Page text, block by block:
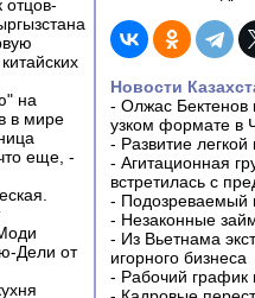
отцов-
на
в мире
еще, -
Дели от
Новости
- Олжас Бектенов
узком формате в
- Развитие
- Агитационная
встретилась с
- Подозреваемый
- Незаконные
- Из Вьетнама
игорного бизнеса
- Рабочий график